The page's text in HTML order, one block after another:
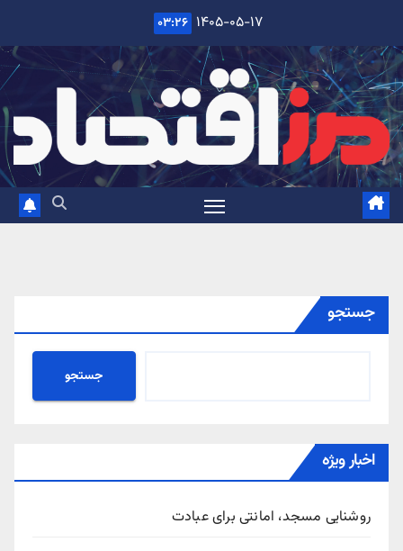
content
۱۴۰۵-۰۵-۱۷ ۰۳:۲۶
جستجو
جستجو
اخبار ویژه
روشنایی مسجد، امانتی برای عبادت